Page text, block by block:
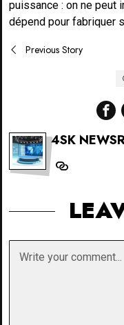
puissance : on ne peut
dépend pour fabriquer
Post
Previous Story
4SK